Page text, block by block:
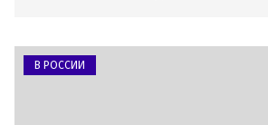
В РОССИИ